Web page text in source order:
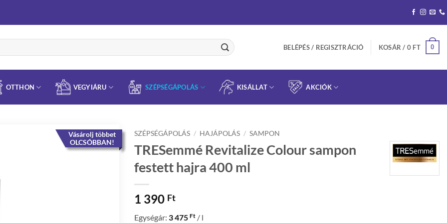
BELÉPÉS / REGISZTRÁCIÓ KOSÁR / 0 FT 0
OTTHON VEGYIÁRU SZÉPSÉGÁPOLÁS KISÁLLAT AKCIÓK
Vásárolj többet
OLCSÓBBAN!
SZÉPSÉGÁPOLÁS / HAJÁPOLÁS / SAMPON
TRESemmé Revitalize Colour sampon
festett hajra 400 ml
1 390 Ft
Egységár: 3 475 Ft / l